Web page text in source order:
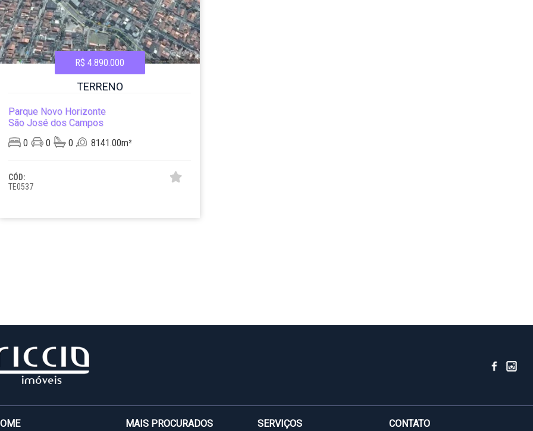
R$ 4.890.000
TERRENO
Parque Novo Horizonte
São José dos Campos
0
0 0 8141.00m²
CÓD:
TE0537
MAIS PROCURADOS SERVIÇOS CONTATO